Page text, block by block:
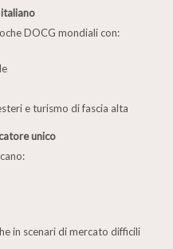
italiano
DOCG mondiali con:
e turismo di fascia alta
unico
in scenari di mercato difficili